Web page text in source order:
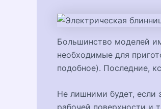
Большинство моделей
необходимые для
подобное). Последние,
Не лишними будет, если